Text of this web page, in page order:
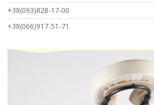
+38(093)828-17-00
+38(066)917-51-71